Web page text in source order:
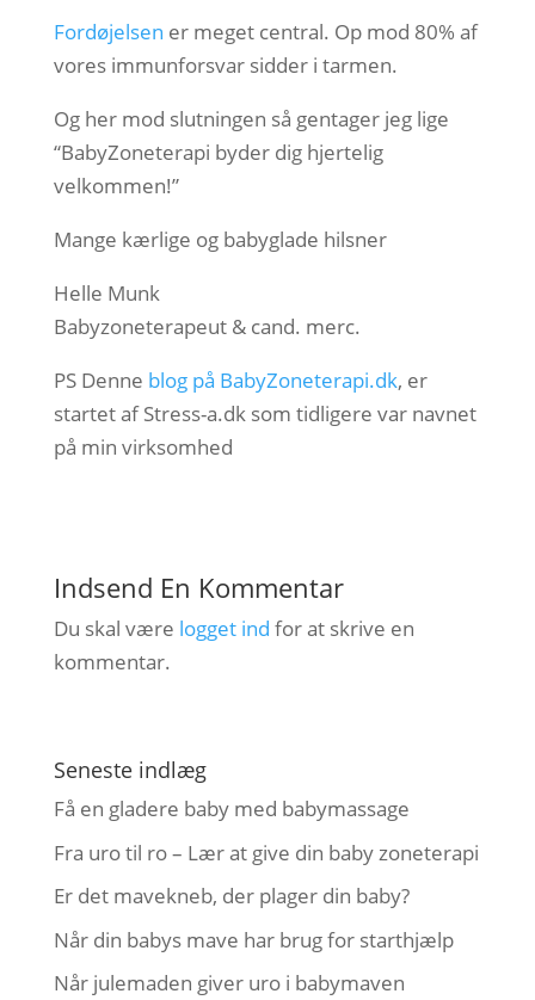
Fordøjelsen er meget central. Op mod 80% af
vores immunforsvar sidder i tarmen.
Og her mod slutningen så gentager jeg lige
“BabyZoneterapi byder dig hjertelig
velkommen!”
Mange kærlige og babyglade hilsner
Helle Munk
Babyzoneterapeut & cand. merc.
PS Denne blog på BabyZoneterapi.dk, er
startet af Stress-a.dk som tidligere var navnet
på min virksomhed
Indsend En Kommentar
Du skal være logget ind for at skrive en
kommentar.
Seneste indlæg
Få en gladere baby med babymassage
Fra uro til ro – Lær at give din baby zoneterapi
Er det mavekneb, der plager din baby?
Når din babys mave har brug for starthjælp
Når julemaden giver uro i babymaven